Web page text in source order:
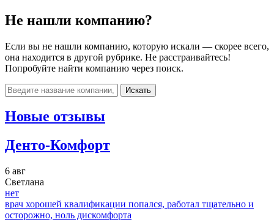
Не нашли компанию?
Если вы не нашли компанию, которую искали — скорее всего,
она находится в другой рубрике. Не расстраивайтесь!
Попробуйте найти компанию через поиск.
Искать
Новые отзывы
Денто-Комфорт
6 авг
Светлана
нет
врач хорошей квалификации попался, работал тщательно и
осторожно, ноль дискомфорта